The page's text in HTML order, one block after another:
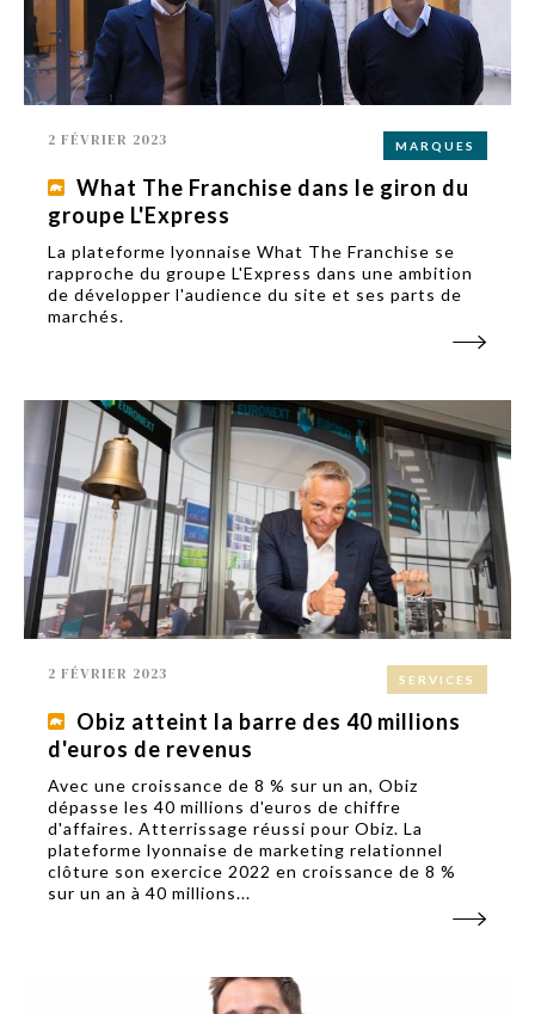
MARQUES
2 FÉVRIER 2023
What The Franchise dans le giron du
groupe L'Express
La plateforme lyonnaise What The Franchise se
rapproche du groupe L'Express dans une ambition
de développer l'audience du site et ses parts de
marchés.
SERVICES
2 FÉVRIER 2023
Obiz atteint la barre des 40 millions
d'euros de revenus
Avec une croissance de 8 % sur un an, Obiz
dépasse les 40 millions d'euros de chiffre
d'affaires. Atterrissage réussi pour Obiz. La
plateforme lyonnaise de marketing relationnel
clôture son exercice 2022 en croissance de 8 %
sur un an à 40 millions...